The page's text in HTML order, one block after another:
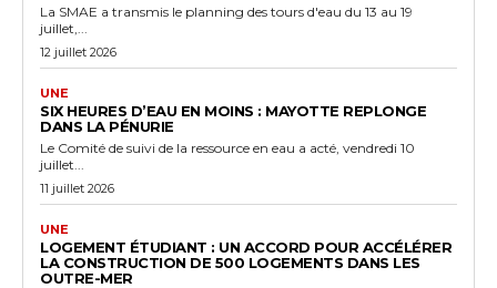
La SMAE a transmis le planning des tours d'eau du 13 au 19
juillet,...
12 juillet 2026
UNE
SIX HEURES D’EAU EN MOINS : MAYOTTE REPLONGE
DANS LA PÉNURIE
Le Comité de suivi de la ressource en eau a acté, vendredi 10
juillet...
11 juillet 2026
UNE
LOGEMENT ÉTUDIANT : UN ACCORD POUR ACCÉLÉRER
LA CONSTRUCTION DE 500 LOGEMENTS DANS LES
OUTRE-MER